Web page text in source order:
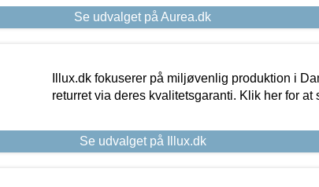
Se udvalget på Aurea.dk
Illux.dk fokuserer på miljøvenlig produktion i
returret via deres kvalitetsgaranti. Klik her for at
Se udvalget på Illux.dk